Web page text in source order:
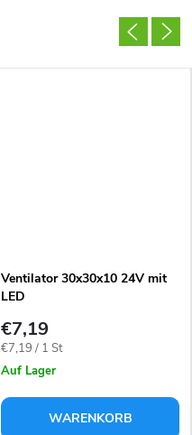
Ventilator 30x30x10 24V mit
LED
€7,19
Verkaufspreis:
€7,19 / 1 St
Auf Lager
WARENKORB